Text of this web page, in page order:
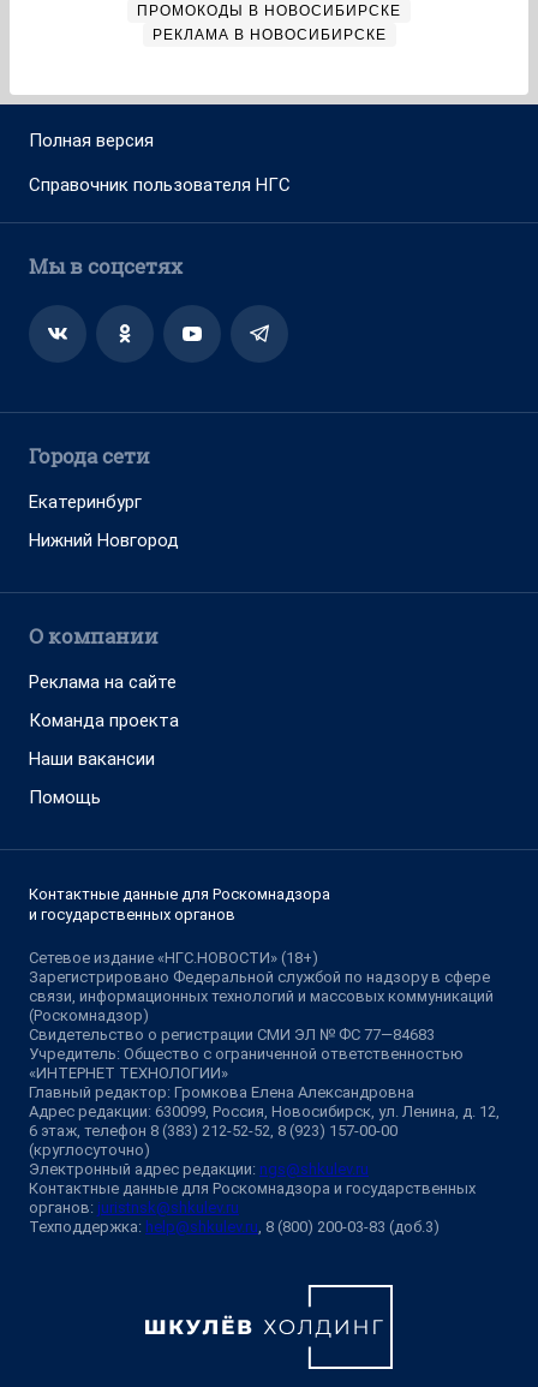
ПРОМОКОДЫ В НОВОСИБИРСКЕ
РЕКЛАМА В НОВОСИБИРСКЕ
Полная версия
Справочник пользователя НГС
Мы в соцсетях
Города сети
Екатеринбург
Нижний Новгород
О компании
Реклама на сайте
Команда проекта
Наши вакансии
Помощь
Контактные данные для Роскомнадзора
и государственных органов
Сетевое издание «НГС.НОВОСТИ» (18+)
Зарегистрировано Федеральной службой по надзору в сфере
связи, информационных технологий и массовых коммуникаций
(Роскомнадзор)
Свидетельство о регистрации СМИ ЭЛ № ФС 77—84683
Учредитель: Общество с ограниченной ответственностью
«ИНТЕРНЕТ ТЕХНОЛОГИИ»
Главный редактор: Громкова Елена Александровна
Адрес редакции: 630099, Россия, Новосибирск, ул. Ленина, д. 12,
6 этаж, телефон 8 (383) 212-52-52, 8 (923) 157-00-00
(круглосуточно)
Электронный адрес редакции: ngs@shkulev.ru
Контактные данные для Роскомнадзора и государственных
органов: juristnsk@shkulev.ru
Техподдержка: help@shkulev.ru, 8 (800) 200-03-83 (доб.3)